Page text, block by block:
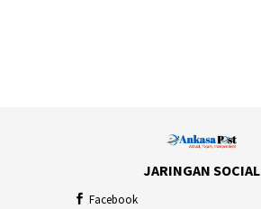
JARINGAN SOCIAL
Facebook